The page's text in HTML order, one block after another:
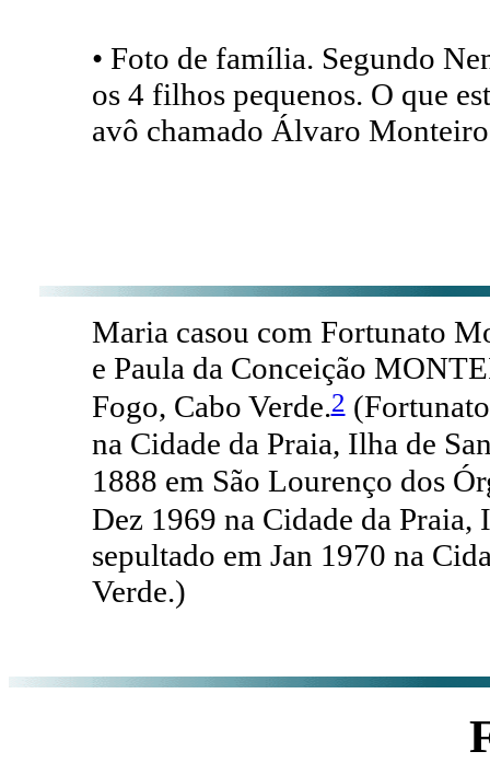
• Foto de família. Segundo
os 4 filhos pequenos. O que
avô chamado Álvaro
Maria casou com Fortunato
e Paula da Conceição
Fogo, Cabo Verde.2
na Cidade da Praia, Ilha de
1888 em São Lourenço dos
Dez 1969 na Cidade da
sepultado em Jan 1970 na
Verde.)